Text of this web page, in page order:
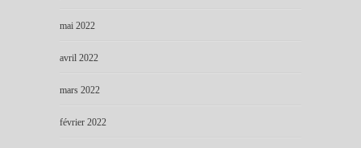
mai 2022
avril 2022
mars 2022
février 2022